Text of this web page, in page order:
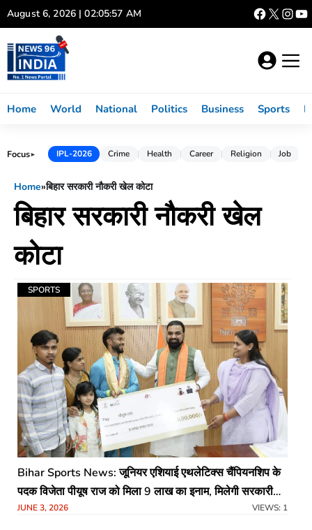
Skip
to
content
August 6, 2026 | 02:05:57 AM
Home World National Politics Business Sports
Focus► IPL-2026 Crime Health Career Religion Job
Home»बिहार सरकारी नौकरी खेल कोटा
बिहार सरकारी नौकरी खेल
कोटा
SPORTS
Bihar Sports News: जूनियर एशियाई एथलेटिक्स चैंपियनशिप के
पदक विजेता पीयूष राज को मिला 9 लाख का इनाम, मिलेगी सरकारी
नौकरी
JUNE 3, 2026 VIEWS: 1